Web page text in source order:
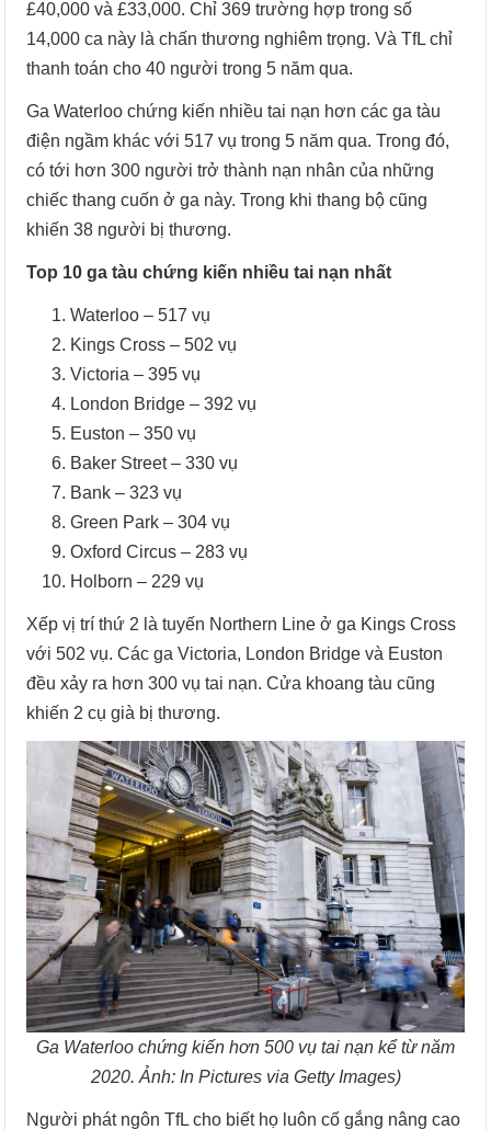
£40,000 và £33,000. Chỉ 369 trường hợp trong số
14,000 ca này là chấn thương nghiêm trọng. Và TfL chỉ
thanh toán cho 40 người trong 5 năm qua.
Ga Waterloo chứng kiến nhiều tai nạn hơn các ga tàu
điện ngầm khác với 517 vụ trong 5 năm qua. Trong đó,
có tới hơn 300 người trở thành nạn nhân của những
chiếc thang cuốn ở ga này. Trong khi thang bộ cũng
khiến 38 người bị thương.
Top 10 ga tàu chứng kiến nhiều tai nạn nhất
Waterloo – 517 vụ
Kings Cross – 502 vụ
Victoria – 395 vụ
London Bridge – 392 vụ
Euston – 350 vụ
Baker Street – 330 vụ
Bank – 323 vụ
Green Park – 304 vụ
Oxford Circus – 283 vụ
Holborn – 229 vụ
Xếp vị trí thứ 2 là tuyến Northern Line ở ga Kings Cross
với 502 vụ. Các ga Victoria, London Bridge và Euston
đều xảy ra hơn 300 vụ tai nạn. Cửa khoang tàu cũng
khiến 2 cụ già bị thương.
Ga Waterloo chứng kiến hơn 500 vụ tai nạn kể từ năm
2020. Ảnh: In Pictures via Getty Images)
Người phát ngôn TfL cho biết họ luôn cố gắng nâng cao